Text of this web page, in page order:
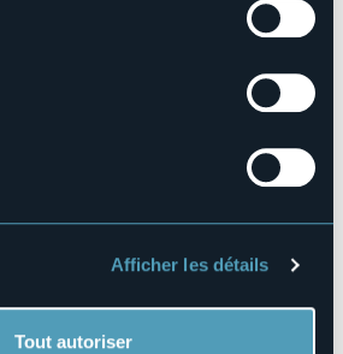
Afficher les détails
Tout autoriser